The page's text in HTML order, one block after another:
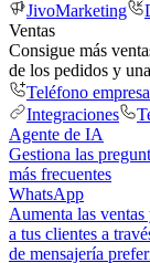
JivoMarketing
Ventas
Consigue más
de los pedidos y
Teléfono
Integraciones
Agente de IA
Gestiona las
más frecuentes
WhatsApp
Aumenta las ventas
a tus clientes a
de mensajería